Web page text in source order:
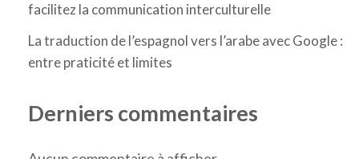
facilitez la communication interculturelle
La traduction de l’espagnol vers l’arabe avec Google :
entre praticité et limites
Derniers commentaires